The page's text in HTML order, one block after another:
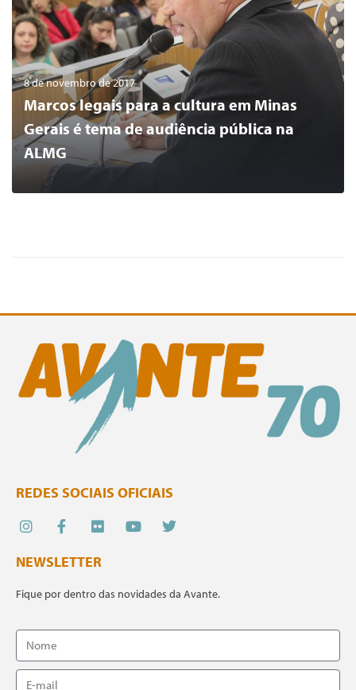
8 de novembro de 2017
Marcos legais para a cultura em Minas
Gerais é tema de audiência pública na
ALMG
REDES SOCIAIS OFICIAIS
NEWSLETTER
Fique por dentro das novidades da Avante.